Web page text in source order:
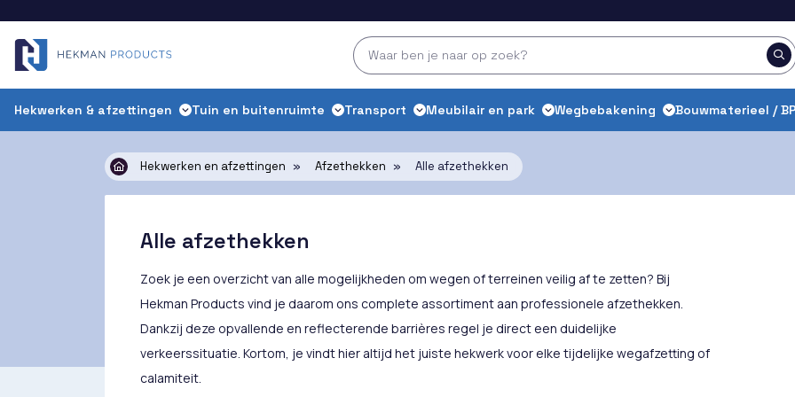
Hekwerken & afzettingen Tuin en buitenruimte Transport Meubilair en park Wegbebakening Bouwmaterieel /
Hekwerken en afzettingen » Afzethekken » Alle afzethekken
Alle afzethekken
Zoek je een overzicht van alle mogelijkheden om wegen of terreinen veilig af te zetten? Bij
Hekman Products vind je daarom ons complete assortiment aan professionele afzethekken.
Dankzij deze opvallende en reflecterende barrières regel je direct een duidelijke
verkeerssituatie. Kortom, je vindt hier altijd het juiste hekwerk voor elke tijdelijke wegafzetting of
calamiteit.